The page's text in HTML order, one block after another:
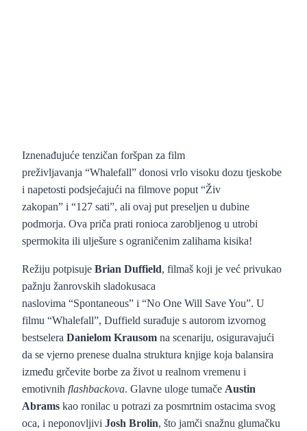
Iznenađujuće tenzičan foršpan za film
preživljavanja “Whalefall” donosi vrlo visoku dozu tjeskobe
i napetosti podsjećajući na filmove poput “Živ
zakopan” i “127 sati”, ali ovaj put preseljen u dubine
podmorja. Ova priča prati ronioca zarobljenog u utrobi
spermokita ili ulješure s ograničenim zalihama kisika!
Režiju potpisuje Brian Duffield, filmaš koji je već privukao
pažnju žanrovskih sladokusaca
naslovima “Spontaneous” i “No One Will Save You”. U
filmu “Whalefall”, Duffield surađuje s autorom izvornog
bestselera Danielom Krausom na scenariju, osiguravajući
da se vjerno prenese dualna struktura knjige koja balansira
između grčevite borbe za život u realnom vremenu i
emotivnih flashbackova. Glavne uloge tumače Austin
Abrams kao ronilac u potrazi za posmrtnim ostacima svog
oca, i neponovljivi Josh Brolin, što jamči snažnu glumačku